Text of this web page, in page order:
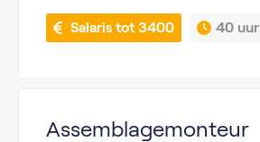
Salaris tot 3400 40 uur
Assemblagemonteur